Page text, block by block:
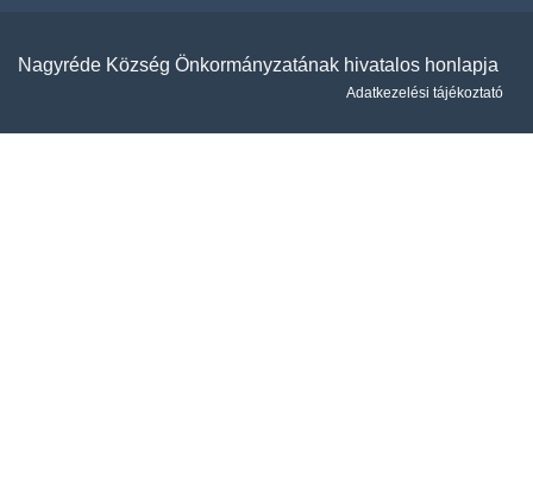
Nagyréde Község Önkormányzatának hivatalos honlapja
Adatkezelési tájékoztató